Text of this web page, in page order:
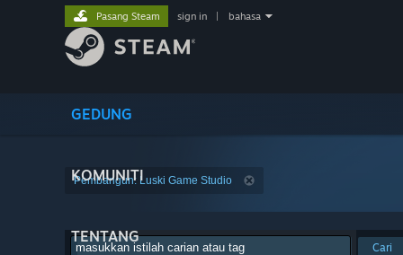
GEDUNG
KOMUNITI
TENTANG
Pasang Steam sign in bahasa
Pembangun: Luski Game Studio
Cari